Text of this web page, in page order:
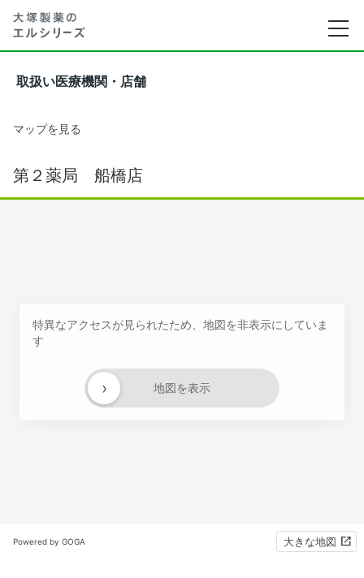
取扱い医療機関・店舗
マップを見る
第２薬局 船橋店
特異なアクセスが見られたため、地図を非表示にしていま
す
地図を表示
›
Powered by GOGA 大きな地図